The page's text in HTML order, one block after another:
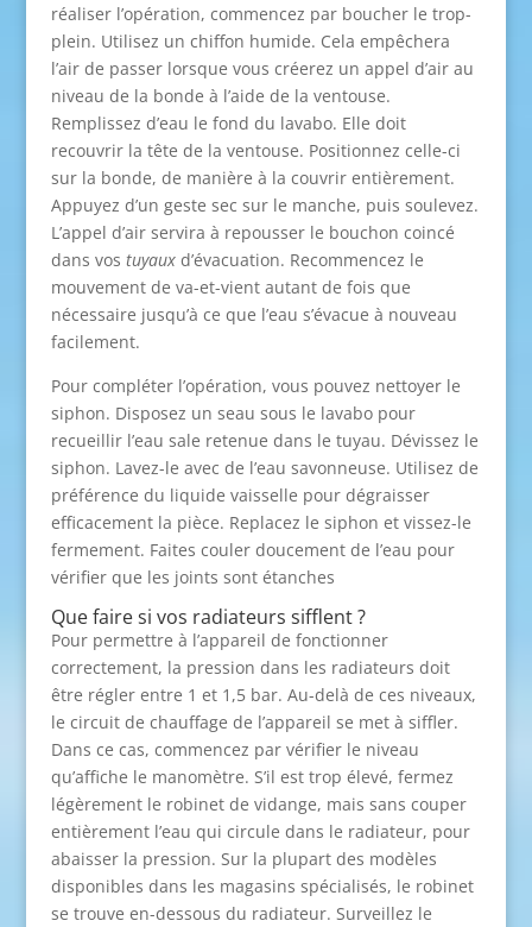
réaliser l’opération, commencez par boucher le trop-
plein. Utilisez un chiffon humide. Cela empêchera
l’air de passer lorsque vous créerez un appel d’air au
niveau de la bonde à l’aide de la ventouse.
Remplissez d’eau le fond du lavabo. Elle doit
recouvrir la tête de la ventouse. Positionnez celle-ci
sur la bonde, de manière à la couvrir entièrement.
Appuyez d’un geste sec sur le manche, puis soulevez.
L’appel d’air servira à repousser le bouchon coincé
dans vos tuyauxd’évacuation. Recommencez le
mouvement de va-et-vient autant de fois que
nécessaire jusqu’à ce que l’eau s’évacue à nouveau
facilement.
Pour compléter l’opération, vous pouvez nettoyer le
siphon. Disposez un seau sous le lavabo pour
recueillir l’eau sale retenue dans le tuyau. Dévissez le
siphon. Lavez-le avec de l’eau savonneuse. Utilisez de
préférence du liquide vaisselle pour dégraisser
efficacement la pièce. Replacez le siphon et vissez-le
fermement. Faites couler doucement de l’eau pour
vérifier que les joints sont étanches
Que faire si vos radiateurs sifflent ?
Pour permettre à l’appareil de fonctionner
correctement, la pression dans les radiateurs doit
être régler entre 1 et 1,5 bar. Au-delà de ces niveaux,
le circuit de chauffage de l’appareil se met à siffler.
Dans ce cas, commencez par vérifier le niveau
qu’affiche le manomètre. S’il est trop élevé, fermez
légèrement le robinet de vidange, mais sans couper
entièrement l’eau qui circule dans le radiateur, pour
abaisser la pression. Sur la plupart des modèles
disponibles dans les magasins spécialisés, le robinet
se trouve en-dessous du radiateur. Surveillez le